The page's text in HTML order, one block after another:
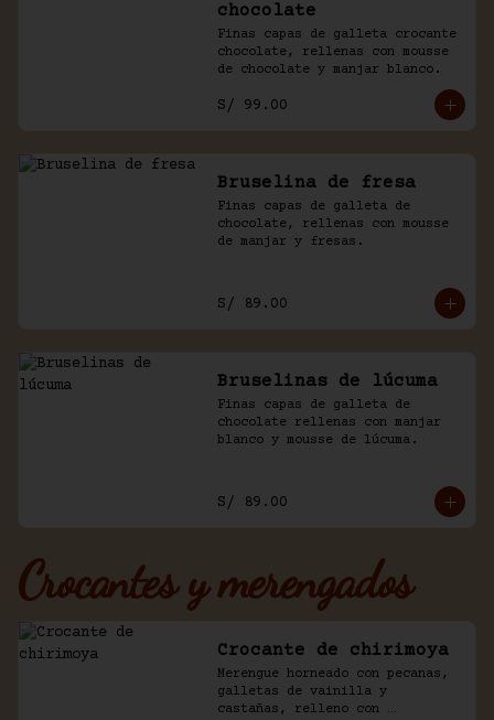
chocolate
Finas capas de galleta crocante
chocolate, rellenas con mousse
de chocolate y manjar blanco.
S/ 99.00
Bruselina de fresa
Finas capas de galleta de
chocolate, rellenas con mousse
de manjar y fresas.
S/ 89.00
Bruselinas de lúcuma
Finas capas de galleta de
chocolate rellenas con manjar
blanco y mousse de lúcuma.
S/ 89.00
Crocantes y merengados
Crocante de chirimoya
Merengue horneado con pecanas,
galletas de vainilla y
castañas, relleno con